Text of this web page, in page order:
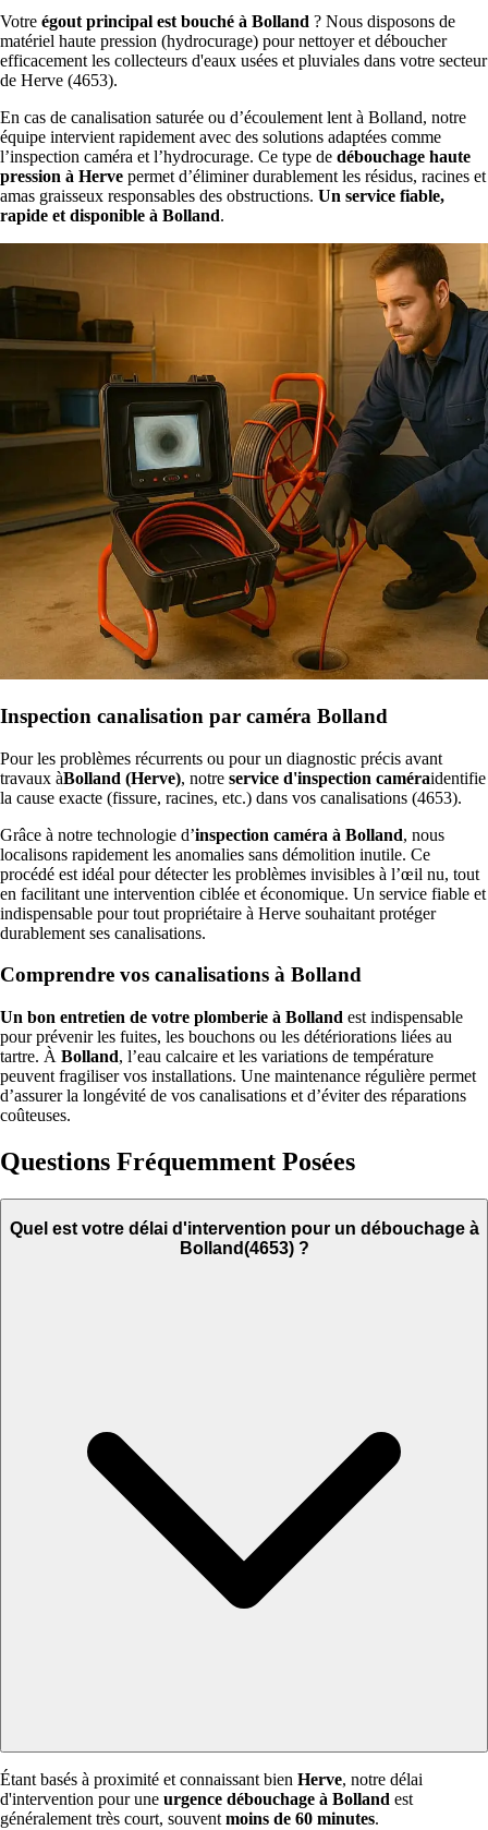
Votre égout principal est bouché à Bolland ? Nous disposons de
matériel haute pression (hydrocurage) pour nettoyer et déboucher
efficacement les collecteurs d'eaux usées et pluviales dans votre secteur
de Herve (4653).
En cas de canalisation saturée ou d’écoulement lent à Bolland, notre
équipe intervient rapidement avec des solutions adaptées comme
l’inspection caméra et l’hydrocurage. Ce type de débouchage haute
pression à Herve permet d’éliminer durablement les résidus, racines et
amas graisseux responsables des obstructions. Un service fiable,
rapide et disponible à Bolland.
Inspection canalisation par caméra Bolland
Pour les problèmes récurrents ou pour un diagnostic précis avant
travaux àBolland (Herve), notre service d'inspection caméraidentifie
la cause exacte (fissure, racines, etc.) dans vos canalisations (4653).
Grâce à notre technologie d’inspection caméra à Bolland, nous
localisons rapidement les anomalies sans démolition inutile. Ce
procédé est idéal pour détecter les problèmes invisibles à l’œil nu, tout
en facilitant une intervention ciblée et économique. Un service fiable et
indispensable pour tout propriétaire à Herve souhaitant protéger
durablement ses canalisations.
Comprendre vos canalisations à Bolland
Un bon entretien de votre plomberie à Bolland est indispensable
pour prévenir les fuites, les bouchons ou les détériorations liées au
tartre. À Bolland, l’eau calcaire et les variations de température
peuvent fragiliser vos installations. Une maintenance régulière permet
d’assurer la longévité de vos canalisations et d’éviter des réparations
coûteuses.
Questions Fréquemment Posées
Quel est votre délai d'intervention pour un débouchage à
Bolland(4653) ?
Étant basés à proximité et connaissant bien Herve, notre délai
d'intervention pour une urgence débouchage à Bolland est
généralement très court, souvent moins de 60 minutes.